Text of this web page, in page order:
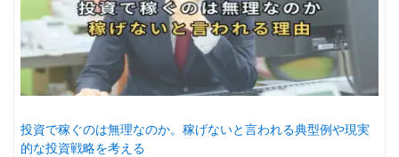
投資で稼ぐのは無理なのか。稼げないと言われる典型例や現実
的な投資戦略を考える